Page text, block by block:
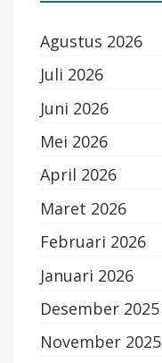
Agustus 2026
Juli 2026
Juni 2026
Mei 2026
April 2026
Maret 2026
Februari 2026
Januari 2026
Desember 2025
November 2025